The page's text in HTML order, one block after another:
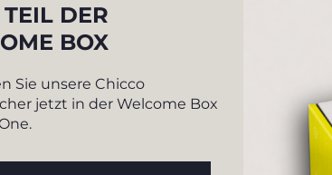
DER
BOX
Sie unsere Chicco
jetzt in der Welcome Box